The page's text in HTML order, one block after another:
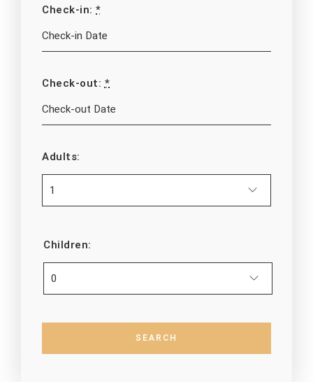
Check-in: *
Check-out:*
Adults:
Children: